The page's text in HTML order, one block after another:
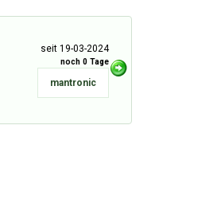
seit 19-03-2024
noch 0 Tage
mantronic